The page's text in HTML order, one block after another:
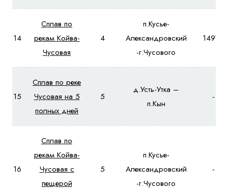
14
Сплав по
рекам Койва-
Чусовая
4
п.Кусье-
Александровский
-г.Чусового
14970
15
Сплав по реке
Чусовая на 5
полных дней
5
д.Усть-Утка –
п.Кын
-
16
Сплав по
рекам Койва-
Чусовая с
пещерой
5
п.Кусье-
Александровский
-г.Чусового
-